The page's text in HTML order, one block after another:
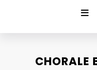
CHORALE